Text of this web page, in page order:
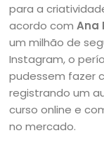
para a
acordo comAna
um milhão de
Instagram, o
pudessem fazer
registrando um
curso online e
no mercado.